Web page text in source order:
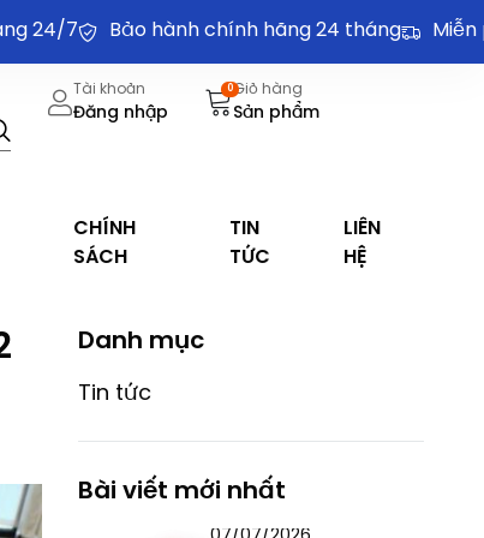
7 Bảo hành chính hãng 24 tháng Miễn phí
Tài khoản
Đăng nhập
0Giỏ hàng
Sản phẩm
CHÍNH
SÁCH
TIN
TỨC
LIÊN
HỆ
Danh mục
Tin tức
Bài viết mới nhất